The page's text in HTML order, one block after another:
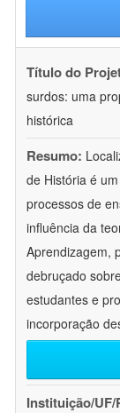
Título do
surdos: uma
histórica
Resumo:
de História é
processos de
influência da
Aprendizagem,
debruçado
estudantes e
incorporação
Instituição/UF/